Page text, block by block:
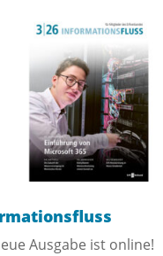
Ausgabe ist online!